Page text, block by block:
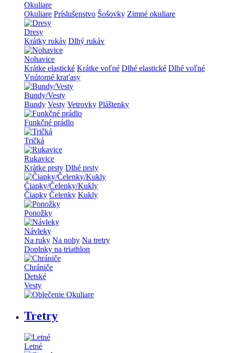
Okuliare
Okuliare Príslušenstvo Šošovky Zimné okuliare
Dresy
Krátky rukáv Dlhý rukáv
Nohavice
Krátke elastické Krátke voľné Dlhé elastické Dlhé voľné
Vnútorné kraťasy
Bundy/Vesty
Bundy Vesty Vetrovky Pláštenky
Funkčné prádlo
Tričká
Rukavice
Krátke prsty Dlhé prsty
Čiapky/Čelenky/Kukly
Čiapky Čelenky Kukly
Ponožky
Návleky
Na ruky Na nohy Na tretry
Doplnky na triathlon
Chrániče
Detské
Vesty
Tretry
Letné